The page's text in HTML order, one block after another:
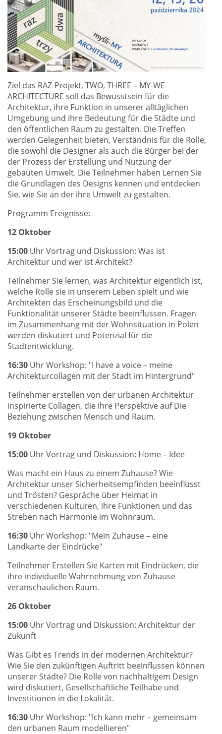
Ziel das RAZ-Projekt, TWO, THREE – MY-WE
ARCHITECTURE soll das Bewusstsein für die
Architektur, ihre Funktion in unserer alltäglichen
Umgebung und ihre Bedeutung für die Städte und
den öffentlichen Raum zu gestalten. Die Treffen
werden Gelegenheit bieten, Verständnis für die Rolle,
die sowohl die Designer als auch die Bürger bei der
der Prozess der Erstellung und Nutzung der
gebauten Umwelt. Die Teilnehmer haben Lernen Sie
die Grundlagen des Designs kennen und entdecken
Sie, wie Sie an der ihre Umwelt zu gestalten.
Programm Ereignisse:
12 Oktober
15:00 Uhr Vortrag und Diskussion: Was ist
Architektur und wer ist Architekt?
Teilnehmer Sie lernen, was Architektur eigentlich ist,
welche Rolle sie in unserem Leben spielt und wie
Architekten das Erscheinungsbild und die
Funktionalität unserer Städte beeinflussen. Fragen
im Zusammenhang mit der Wohnsituation in Polen
werden diskutiert und Potenzial für die
Stadtentwicklung.
16:30 Uhr Workshop: "I have a voice – meine
Architekturcollagen mit der Stadt im Hintergrund"
Teilnehmer erstellen von der urbanen Architektur
inspirierte Collagen, die ihre Perspektive auf Die
Beziehung zwischen Mensch und Raum.
19 Oktober
15:00 Uhr Vortrag und Diskussion: Home – Idee
Was macht ein Haus zu einem Zuhause? Wie
Architektur unser Sicherheitsempfinden beeinflusst
und Trösten? Gespräche über Heimat in
verschiedenen Kulturen, ihre Funktionen und das
Streben nach Harmonie im Wohnraum.
16:30 Uhr Workshop: "Mein Zuhause – eine
Landkarte der Eindrücke"
Teilnehmer Erstellen Sie Karten mit Eindrücken, die
ihre individuelle Wahrnehmung von Zuhause
veranschaulichen Raum.
26 Oktober
15:00 Uhr Vortrag und Diskussion: Architektur der
Zukunft
Was Gibt es Trends in der modernen Architektur?
Wie Sie den zukünftigen Auftritt beeinflussen können
unserer Städte? Die Rolle von nachhaltigem Design
wird diskutiert, Gesellschaftliche Teilhabe und
Investitionen in die Lokalität.
16:30 Uhr Workshop: "Ich kann mehr – gemeinsam
den urbanen Raum modellieren"